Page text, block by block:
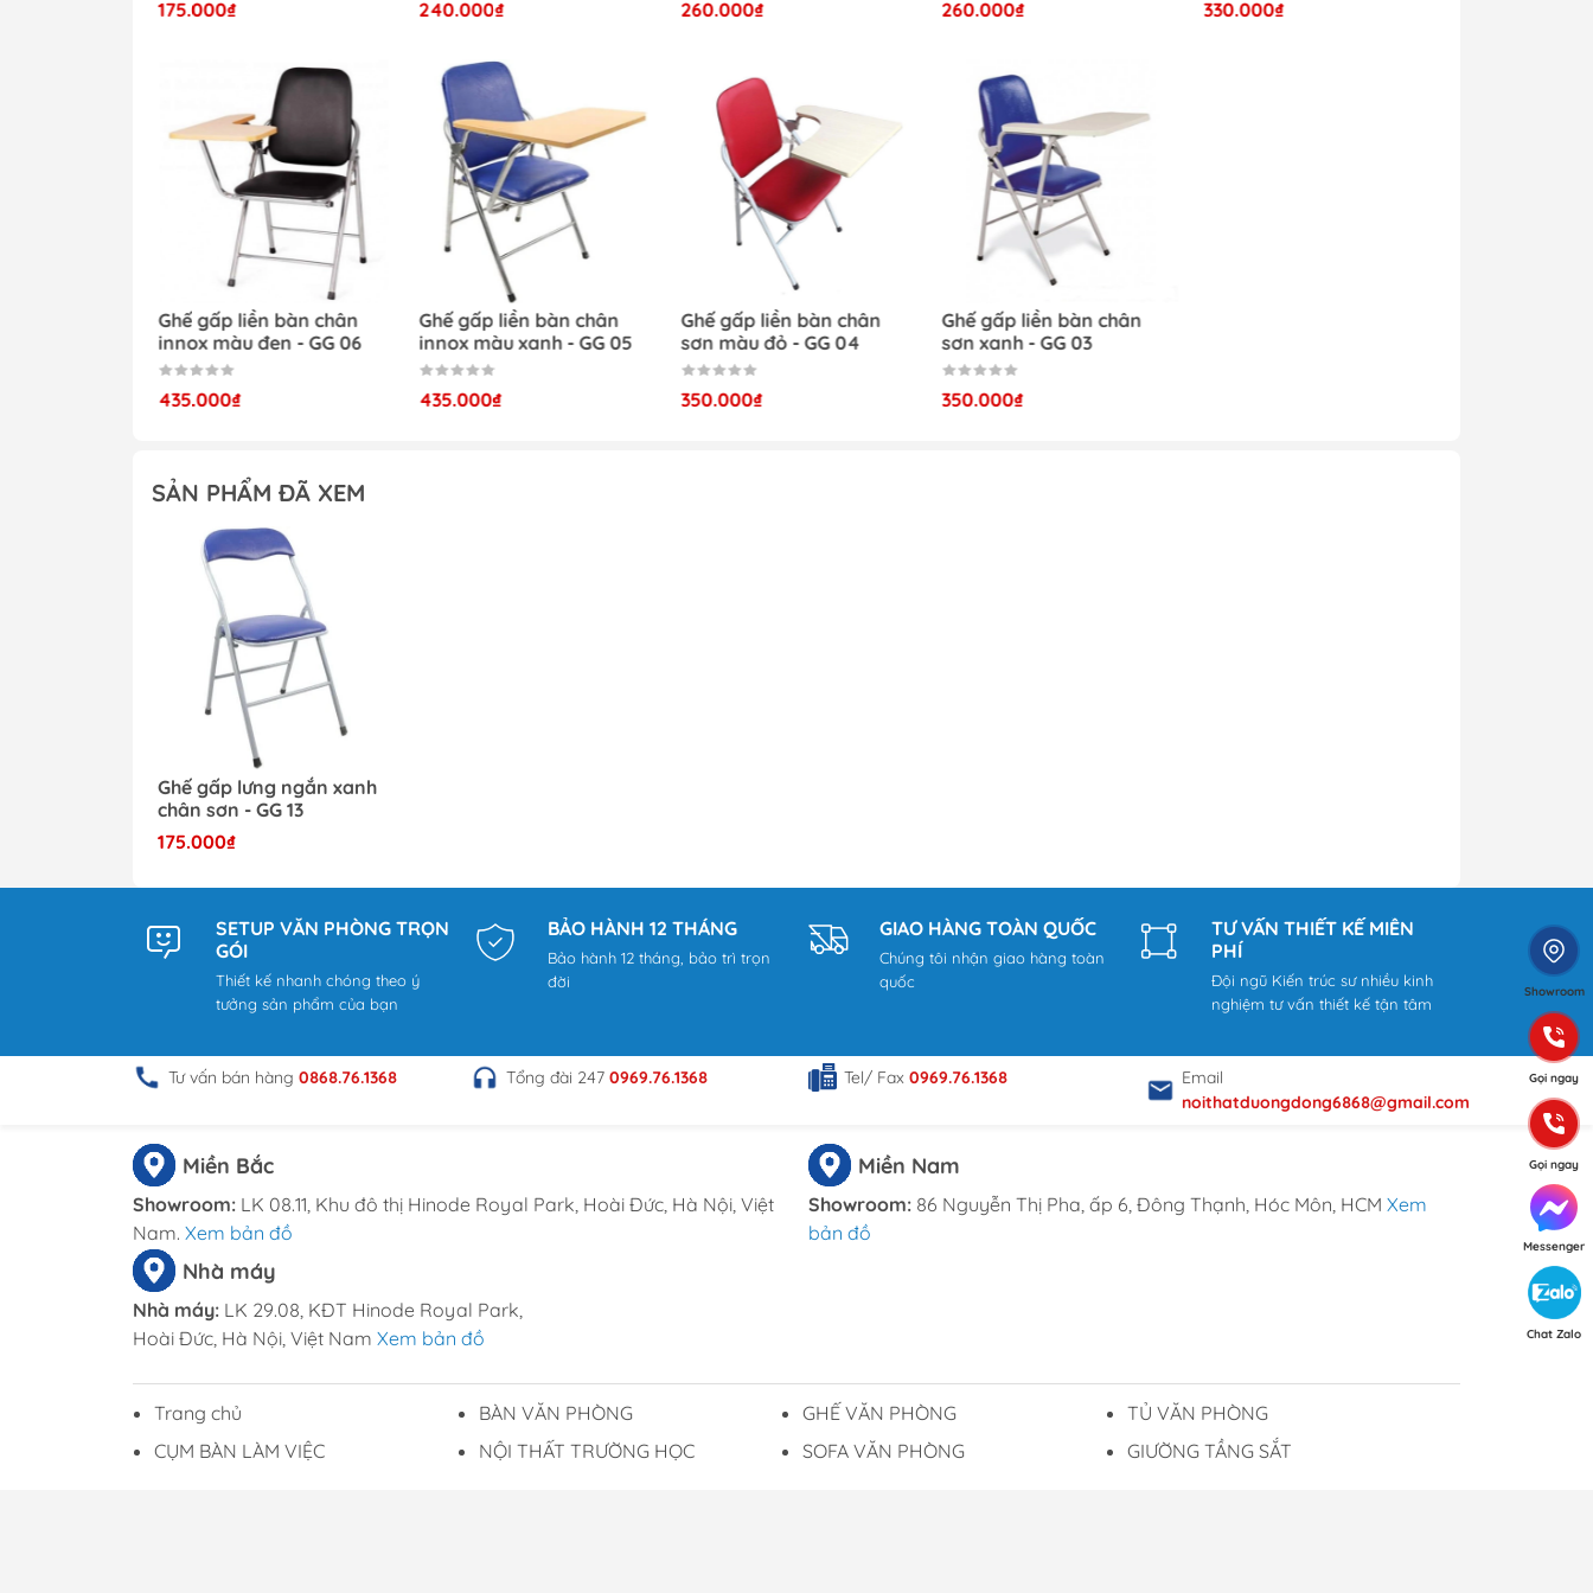
175.000₫ 240.000₫ 260.000₫ 260.000₫ 330.000₫
Ghế gấp liền bàn chân
innox màu đen - GG 06
435.000₫
Ghế gấp liền bàn chân
innox màu xanh - GG 05
435.000₫
Ghế gấp liền bàn chân
sơn màu đỏ - GG 04
350.000₫
Ghế gấp liền bàn chân
sơn xanh - GG 03
350.000₫
SẢN PHẨM ĐÃ XEM
Ghế gấp lưng ngắn xanh
chân sơn - GG 13
175.000₫
SETUP VĂN PHÒNG TRỌN
GÓI
Thiết kế nhanh chóng theo ý
tưởng sản phẩm của bạn
BẢO HÀNH 12 THÁNG
Bảo hành 12 tháng, bảo trì trọn
đời
GIAO HÀNG TOÀN QUỐC
Chúng tôi nhận giao hàng toàn
quốc
TƯ VẤN THIẾT KẾ MIỄN
PHÍ
Đội ngũ Kiến trúc sư nhiều kinh
nghiệm tư vấn thiết kế tận tâm
Tư vấn bán hàng 0868.76.1368 Tổng đài 247 0969.76.1368 Tel/ Fax 0969.76.1368
Email
noithatduongdong6868@gmail.com
Miền Bắc
Showroom: LK 08.11, Khu đô thị Hinode Royal Park, Hoài Đức, Hà Nội, Việt
Nam. Xem bản đồ
Miền Nam
Showroom: 86 Nguyễn Thị Pha, ấp 6, Đông Thạnh, Hóc Môn, HCM Xem
bản đồ
Nhà máy
Nhà máy: LK 29.08, KĐT Hinode Royal Park,
Hoài Đức, Hà Nội, Việt Nam Xem bản đồ
Trang chủ BÀN VĂN PHÒNG GHẾ VĂN PHÒNG
TỦ VĂN PHÒNG
CỤM BÀN LÀM VIỆC
NỘI THẤT TRƯỜNG HỌC SOFA VĂN PHÒNG GIƯỜNG TẦNG SẮT
Showroom
Gọi ngay
Gọi ngay
Messenger
Chat Zalo